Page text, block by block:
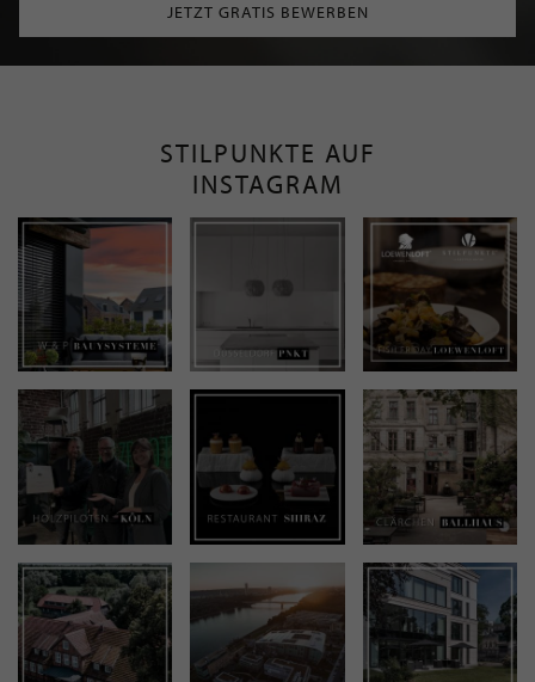
JETZT GRATIS BEWERBEN
STILPUNKTE AUF
INSTAGRAM